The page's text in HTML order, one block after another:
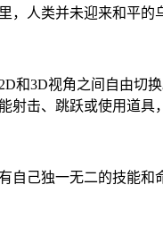
，人类并未迎来和平
和3D视角之间自由切
射击、跳跃或使用道具
自己独一无二的技能